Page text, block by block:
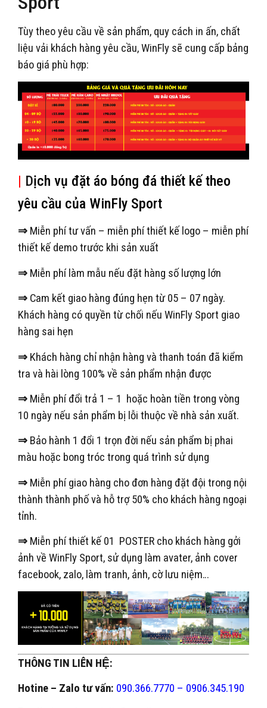
Tùy theo yêu cầu về sản phẩm, quy cách in ấn, chất
liệu vải khách hàng yêu cầu, WinFly sẽ cung cấp bảng
báo giá phù hợp:
| Dịch vụ đặt áo bóng đá thiết kế theo
yêu cầu của WinFly Sport
⇒ Miễn phí tư vấn – miễn phí thiết kế logo – miễn phí
thiết kế demo trước khi sản xuất
⇒ Miễn phí làm mẫu nếu đặt hàng số lượng lớn
⇒ Cam kết giao hàng đúng hẹn từ 05 – 07 ngày.
Khách hàng có quyền từ chối nếu WinFly Sport giao
hàng sai hẹn
⇒ Khách hàng chỉ nhận hàng và thanh toán đã kiểm
tra và hài lòng 100% về sản phẩm nhận được
⇒ Miễn phí đổi trả 1 – 1 hoặc hoàn tiền trong vòng
10 ngày nếu sản phẩm bị lỗi thuộc về nhà sản xuất.
⇒ Bảo hành 1 đổi 1 trọn đời nếu sản phẩm bị phai
màu hoặc bong tróc trong quá trình sử dụng
⇒ Miễn phí giao hàng cho đơn hàng đặt đội trong nội
thành thành phố và hỗ trợ 50% cho khách hàng ngoại
tỉnh.
⇒ Miễn phí thiết kế 01 POSTER cho khách hàng gởi
ảnh về WinFly Sport, sử dụng làm avater, ảnh cover
facebook, zalo, làm tranh, ảnh, cờ lưu niệm…
THÔNG TIN LIÊN HỆ:
Hotine – Zalo tư vấn: 090.366.7770 – 0906.345.190